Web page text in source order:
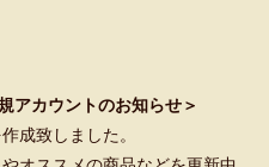
アカウントのお知らせ＞
成致しました。